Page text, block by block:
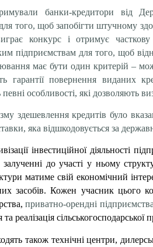
банки-кредитори від
того, щоб запобігти штучному
конкурс і отримує часткову
підприємствам для того, щоб
має бути один критерій –
гарантії повернення виданих
особливості, які дозволяють
здешевлення кредитів було
яка відшкодовується за
інвестиційної діяльності
до участі у ньому
матиме свій економічний
засобів. Кожен учасник
приватно-орендні
реалізація сільськогосподарської
також технічні центри,